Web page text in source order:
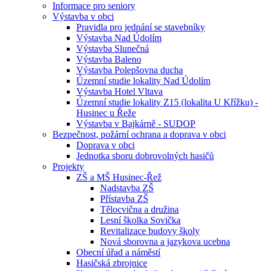
Informace pro seniory
Výstavba v obci
Pravidla pro jednání se stavebníky
Výstavba Nad Údolím
Výstavba Slunečná
Výstavba Baleno
Výstavba Polepšovna ducha
Územní studie lokality Nad Údolím
Výstavba Hotel Vltava
Územní studie lokality Z15 (lokalita U Křížku) -
Husinec u Řeže
Výstavba v Bajkárně - SUDOP
Bezpečnost, požární ochrana a doprava v obci
Doprava v obci
Jednotka sboru dobrovolných hasičů
Projekty
ZŠ a MŠ Husinec-Řež
Nadstavba ZŠ
Přístavba ZŠ
Tělocvična a družina
Lesní školka Sovička
Revitalizace budovy školy
Nová sborovna a jazykova ucebna
Obecní úřad a náměstí
Hasičská zbrojnice